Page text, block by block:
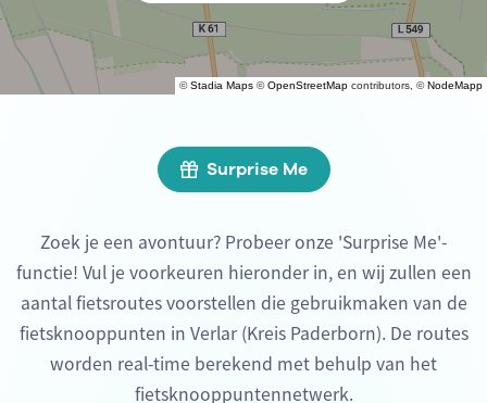
©Stadia Maps ©OpenStreetMap contributors, ©NodeMapp
Surprise Me
Zoek je een avontuur? Probeer onze 'Surprise Me'-
functie! Vul je voorkeuren hieronder in, en wij zullen een
aantal fietsroutes voorstellen die gebruikmaken van de
fietsknooppunten in Verlar (Kreis Paderborn). De routes
worden real-time berekend met behulp van het
fietsknooppuntennetwerk.